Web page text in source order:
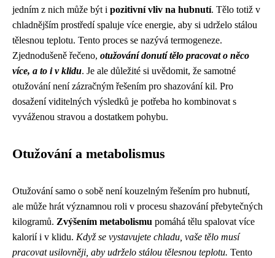
jedním z nich může být i pozitivní vliv na hubnutí. Tělo totiž v
chladnějším prostředí spaluje více energie, aby si udrželo stálou
tělesnou teplotu. Tento proces se nazývá termogeneze.
Zjednodušeně řečeno, otužování donutí tělo pracovat o něco
více, a to i v klidu. Je ale důležité si uvědomit, že samotné
otužování není zázračným řešením pro shazování kil. Pro
dosažení viditelných výsledků je potřeba ho kombinovat s
vyváženou stravou a dostatkem pohybu.
Otužování a metabolismus
Otužování samo o sobě není kouzelným řešením pro hubnutí,
ale může hrát významnou roli v procesu shazování přebytečných
kilogramů. Zvýšením metabolismu pomáhá tělu spalovat více
kalorií i v klidu. Když se vystavujete chladu, vaše tělo musí
pracovat usilovněji, aby udrželo stálou tělesnou teplotu. Tento